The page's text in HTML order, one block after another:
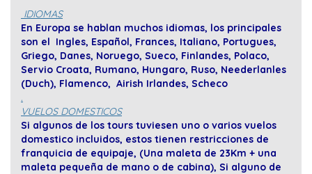
IDIOMAS
En Europa se hablan muchos idiomas, los principales
son el Ingles, Español, Frances, Italiano, Portugues,
Griego, Danes, Noruego, Sueco, Finlandes, Polaco,
Servio Croata, Rumano, Hungaro, Ruso, Neederlanles
(Duch), Flamenco, Airish Irlandes, Scheco
.
VUELOS DOMESTICOS
Si algunos de los tours tuviesen uno o varios vuelos
domestico incluidos, estos tienen restricciones de
franquicia de equipaje, (Una maleta de 23Km + una
maleta pequeña de mano o de cabina), Si alguno de